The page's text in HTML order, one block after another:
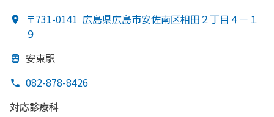
〒731-0141 広島県広島市安佐南区相田２丁目４－１
９
安東駅
082-878-8426
対応診療科